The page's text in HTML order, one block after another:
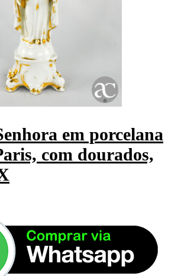
em porcelana
com dourados,